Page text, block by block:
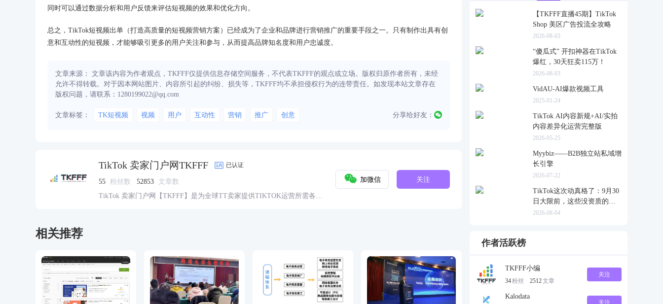
同时可以通过数据分析和用户反馈来评估短视频的效果和优化方向。
总之，TikTok短视频出单（打造高质量的短视频营销方案）已经成为了企业和品牌进行营销推广的重要手段之一。只有制作出具有创
意和互动性的短视频，才能够吸引更多的用户关注和参与，从而提高品牌知名度和用户忠诚度。
文章来源： 文章该内容为作者观点，TKFFF仅提供信息存储空间服务，不代表TKFFF的观点或立场。版权归原作者所有，未经
允许不得转载。对于因本网站图片、内容所引起的纠纷、损失等，TKFFF均不承担侵权行为的连带责任。如发现本站文章存在
版权问题，请联系：1280199022@qq.com
文章标签： TK短视频 视频 用户 互动性 营销 推广 创意 分享给好友：
TikTok 卖家门户网TKFFF 已认证
55 粉丝数 52853
文章数
TikTok 卖家门户网【TKFFF】是为全球TT卖家提供TIKTOK运营所需各种
加微信 关注
相关推荐
【TKFFF直播45期】TikTok
Shop 美区广告投流全攻略
2026-08-03
“傻瓜式” 开扣神器在TikTok
爆红，30天狂卖115万！
2026-08-03
VidAU-AI爆款视频工具
2025-01-24
TikTok AI内容新规+AI/实拍
内容差异化运营完整版
2026-05-25
Myybiz——B2B独立站私域增
长引擎
2026-07-22
TikTok这次动真格了：9月30
日大限前，这些没资质的货
一律清退
2026-08-04
作者活跃榜
TKFFF小编
34粉丝 2512文章
关注
Kalodata
关注